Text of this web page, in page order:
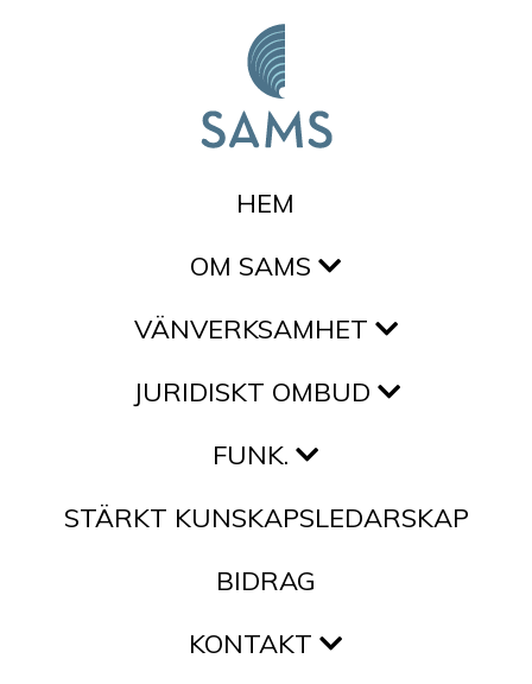
HEM
OM SAMS
VÄNVERKSAMHET
JURIDISKT OMBUD
FUNK.
STÄRKT KUNSKAPSLEDARSKAP
BIDRAG
KONTAKT